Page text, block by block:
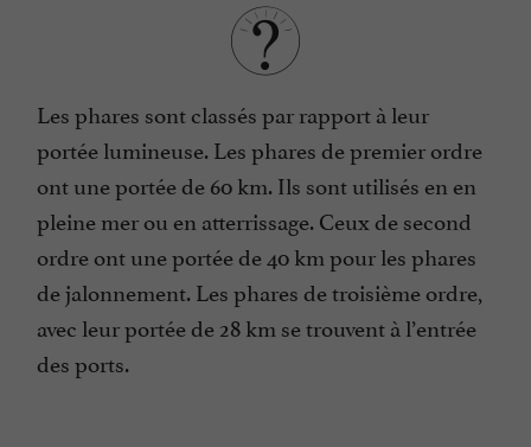
Les phares sont classés par rapport à leur
portée lumineuse. Les phares de premier ordre
ont une portée de 60 km. Ils sont utilisés en en
pleine mer ou en atterrissage. Ceux de second
ordre ont une portée de 40 km pour les phares
de jalonnement. Les phares de troisième ordre,
avec leur portée de 28 km se trouvent à l’entrée
des ports.